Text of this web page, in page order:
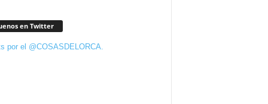
en Twitter
por el @COSASDELORCA.